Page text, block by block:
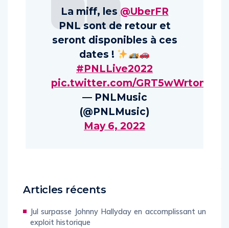
La miff, les @UberFR
PNL sont de retour et
seront disponibles à ces
dates !
#PNLLive2022
pic.twitter.com/GRT5wWrton
— PNLMusic
(@PNLMusic)
May 6, 2022
Articles récents
Jul surpasse Johnny Hallyday en accomplissant un
exploit historique